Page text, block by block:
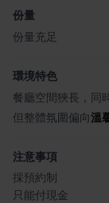
份量
份量充足
環境特色
餐廳空間狹長，同
但整體氛圍偏向溫
注意事項
採預約制
只能付現金